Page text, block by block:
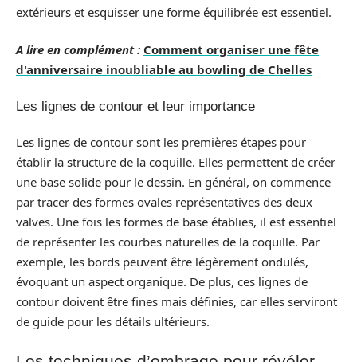
extérieurs et esquisser une forme équilibrée est essentiel.
A lire en complément : Comment organiser une fête
d'anniversaire inoubliable au bowling de Chelles
Les lignes de contour et leur importance
Les lignes de contour sont les premières étapes pour
établir la structure de la coquille. Elles permettent de créer
une base solide pour le dessin. En général, on commence
par tracer des formes ovales représentatives des deux
valves. Une fois les formes de base établies, il est essentiel
de représenter les courbes naturelles de la coquille. Par
exemple, les bords peuvent être légèrement ondulés,
évoquant un aspect organique. De plus, ces lignes de
contour doivent être fines mais définies, car elles serviront
de guide pour les détails ultérieurs.